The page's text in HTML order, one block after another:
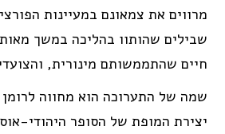
מרווים את צמאונם במעיינות
שבילים שהותוו בהליכה במשך
חיים שהתממשותם מינורית,
שמה של התערוכה הוא מחווה
יצירת המופת של הסופר היהודי-